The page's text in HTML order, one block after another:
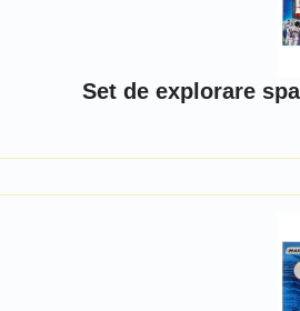
Set de explorare